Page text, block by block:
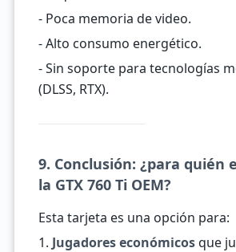
- Poca memoria de video.
- Alto consumo energético.
- Sin soporte para tecnologías
(DLSS, RTX).
9. Conclusión: ¿para quién
la GTX 760 Ti OEM?
Esta tarjeta es una opción para:
1. Jugadores económicosque